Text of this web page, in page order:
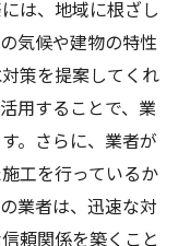
は、地域に根ざし
気候や建物の特性
策を提案してくれ
用することで、業
。さらに、業者が
工を行っているか
業者は、迅速な対
頼関係を築くこと